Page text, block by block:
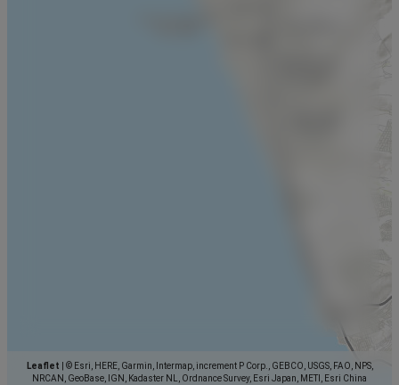
Leaflet
© Esri, HERE, Garmin, Intermap, increment P Corp., GEBCO, USGS, FAO, NPS,
NRCAN, GeoBase, IGN, Kadaster NL, Ordnance Survey, Esri Japan, METI, Esri China